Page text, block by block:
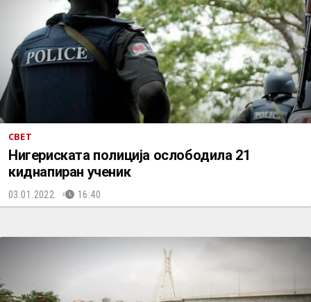
СВЕТ
Нигериската полиција ослободила 21
киднапиран ученик
03.01.2022. 16:40